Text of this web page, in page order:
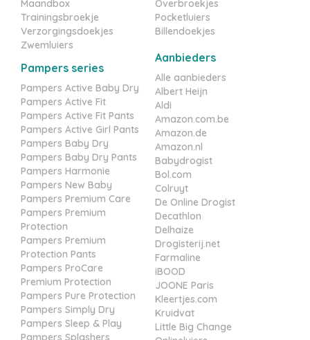
Maandbox
Trainingsbroekje
Verzorgingsdoekjes
Zwemluiers
Pampers series
Pampers Active Baby Dry
Pampers Active Fit
Pampers Active Fit Pants
Pampers Active Girl Pants
Pampers Baby Dry
Pampers Baby Dry Pants
Pampers Harmonie
Pampers New Baby
Pampers Premium Care
Pampers Premium
Protection
Pampers Premium
Protection Pants
Pampers ProCare
Premium Protection
Pampers Pure Protection
Pampers Simply Dry
Pampers Sleep & Play
Pampers Splashers
Overbroekjes
Pocketluiers
Billendoekjes
Aanbieders
Alle aanbieders
Albert Heijn
Aldi
Amazon.com.be
Amazon.de
Amazon.nl
Babydrogist
Bol.com
Colruyt
De Online Drogist
Decathlon
Delhaize
Drogisterij.net
Farmaline
iBOOD
JOONE Paris
Kleertjes.com
Kruidvat
Little Big Change